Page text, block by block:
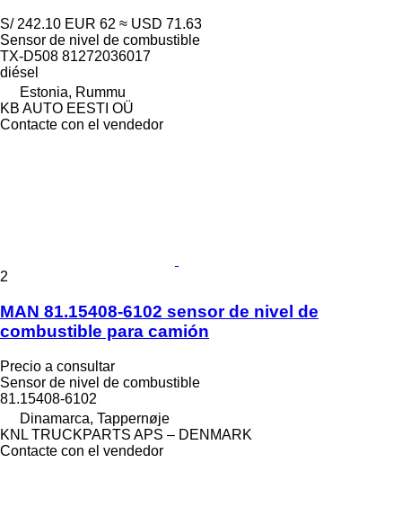
S/ 242.10 EUR 62 ≈ USD 71.63
Sensor de nivel de combustible
TX-D508 81272036017
diésel
Estonia, Rummu
KB AUTO EESTI OÜ
Contacte con el vendedor
2
MAN 81.15408-6102 sensor de nivel de
combustible para camión
Precio a consultar
Sensor de nivel de combustible
81.15408-6102
Dinamarca, Tappernøje
KNL TRUCKPARTS APS – DENMARK
Contacte con el vendedor